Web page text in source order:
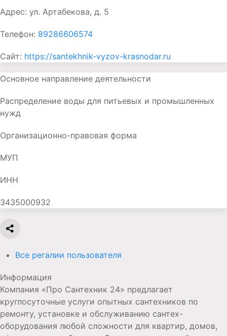
Адрес: ул. Артабекова, д. 5
Телефон: 89286606574
Сайт: https://santekhnik-vyzov-krasnodar.ru
Основное направление деятельности
Распределение воды для питьевых и промышленных
нужд
Организационно-правовая форма
МУП
ИНН
3435000932
Все регалии пользователя
Информация
Компания «Про Сантехник 24» предлагает
круглосуточные услуги опытных сантехников по
ремонту, установке и обслуживанию сантех-
оборудования любой сложности для квартир, домов,